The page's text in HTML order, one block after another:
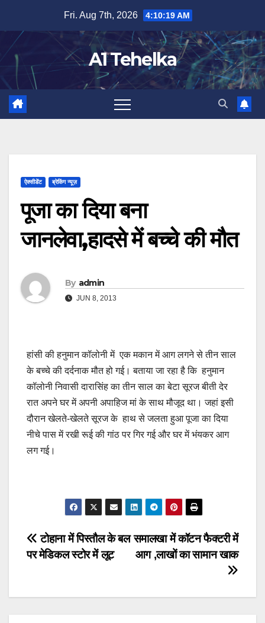
content
Fri. Aug 7th, 2026 4:10:19 AM
A1 Tehelka
ऐक्सीडेंट ब्रेकिंग न्यूज़
पूजा का दिया बना
जानलेवा,हादसे में बच्चे की मौत
By admin
JUN 8, 2013
हांसी की हनुमान कॉलोनी में एक मकान में आग लगने से तीन साल
के बच्चे की दर्दनाक मौत हो गई। बताया जा रहा है कि हनुमान
कॉलोनी निवासी दारासिंह का तीन साल का बेटा सूरज बीती देर
रात अपने घर में अपनी अपाहिज मां के साथ मौजूद था। जहां इसी
दौरान खेलते-खेलते सूरज के हाथ से जलता हुआ पूजा का दिया
नीचे पास में रखी रूई की गांठ पर गिर गई और घर में भंयकर आग
लग गई।
Post
navigation
समालखा में कॉटन फैक्टरी में
आग ,लाखों का सामान खाक
टोहाना में पिस्तौल के बल
पर मेडिकल स्टोर में लूट